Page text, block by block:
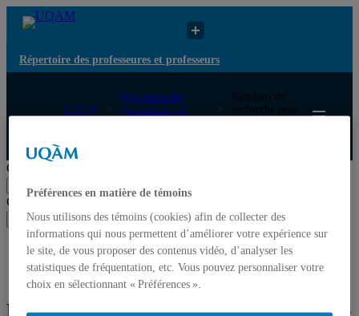
Répertoire des professeures et professeurs
UQAM
Répertoire des
professeures et
Résultats de
recherche pour
Répertoire des professeures et professeurs
Chercher par nom ou par expertise
Soumettre la recherche
Chercher par nom ou par expertise
Soumettre la recherche
Liste des professeures et professeurs par départements et
écoles
Mettre à jour votre fiche
Résultats de recherche pour « Cognition »
Préférences en matière de témoins
Nous utilisons des témoins (cookies) afin de collecter des
informations qui nous permettent d’améliorer votre expérience sur
le site, de vous proposer des contenus vidéo, d’analyser les
statistiques de fréquentation, etc. Vous pouvez personnaliser votre
choix en sélectionnant « Préférences ».